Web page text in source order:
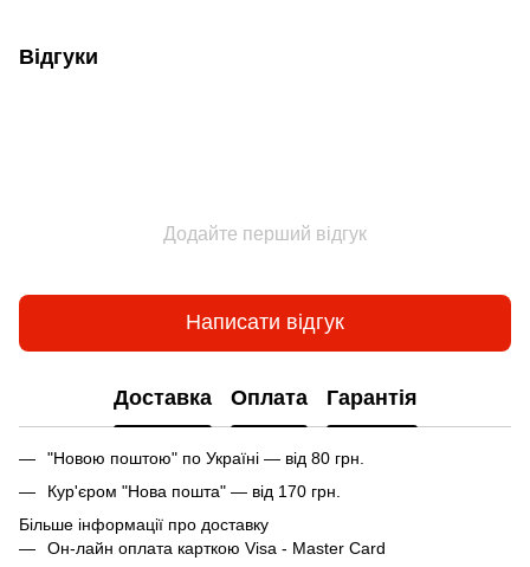
Відгуки
Додайте перший відгук
Написати відгук
Доставка Оплата Гарантія
"Новою поштою" по Україні — від 80 грн.
Кур'єром "Нова пошта" — від 170 грн.
Більше інформації про доставку
Он-лайн оплата карткою Visa - Master Card